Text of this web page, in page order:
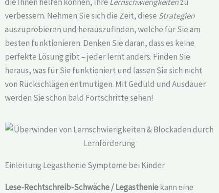
verbessern. Nehmen Sie sich die Zeit, diese Strategien
auszuprobieren und herauszufinden, welche für Sie am
besten funktionieren. Denken Sie daran, dass es keine
perfekte Lösung gibt – jeder lernt anders. Finden Sie
heraus, was für Sie funktioniert und lassen Sie sich nicht
von Rückschlägen entmutigen. Mit Geduld und Ausdauer
werden Sie schon bald Fortschritte sehen!
Einleitung Legasthenie Symptome bei Kinder
Lese-Rechtschreib-Schwäche / Legastheniekann eine